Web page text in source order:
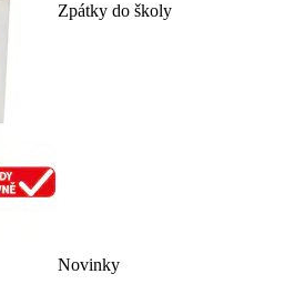
Zpátky do školy
Novinky